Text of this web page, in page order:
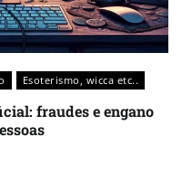
Esoterismo, wicca etc..
fraudes e engano